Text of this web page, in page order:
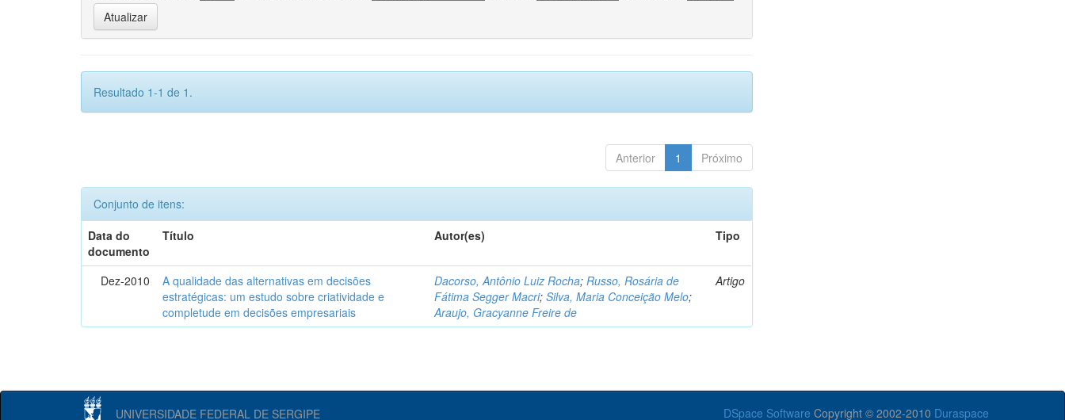
Resultado 1-1 de 1.
Anterior 1 Próximo
Conjunto de itens:
Data do
documento
Título Autor(es) Tipo
Dez-2010
A qualidade das alternativas em decisões
estratégicas: um estudo sobre criatividade e
completude em decisões empresariais
Dacorso, Antônio Luiz Rocha;Russo, Rosária de
Fátima Segger Macri;Silva, Maria Conceição Melo;
Araujo, Gracyanne Freire de
Artigo
UNIVERSIDADE FEDERAL DE SERGIPE DSpace Software Copyright © 2002-2010 Duraspace